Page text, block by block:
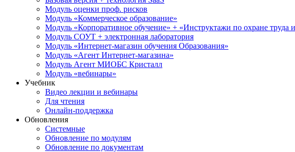
Модуль оценки проф. рисков
Модуль «Коммерческое образование»
Модуль «Корпоративное обучение» + «Инструктажи по охране труда
Модуль СОУТ + электронная лаборатория
Модуль «Интернет-магазин обучения Образования»
Модуль «Агент Интернет-магазина»
Модуль Агент МИОБС Кристалл
Модуль «вебинары»
Учебник
Видео лекции и вебинары
Для чтения
Онлайн-поддержка
Обновления
Системные
Обновление по модулям
Обновление по документам